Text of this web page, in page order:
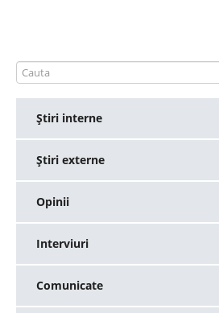
Ştiri interne
Ştiri externe
Opinii
Interviuri
Comunicate